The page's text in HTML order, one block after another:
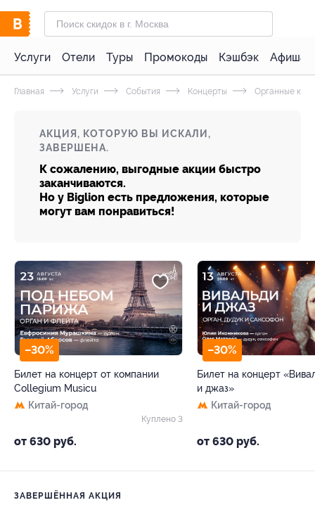
Услуги Отели Туры Промокоды Кэшбэк Афиша
Главная Услуги События Концерты Органные
АКЦИЯ, КОТОРУЮ ВЫ ИСКАЛИ,
ЗАВЕРШЕНА.
К сожалению, выгодные акции быстро
заканчиваются.
Но у Biglion есть предложения, которые
могут вам понравиться!
–30%
Билет на концерт от компании
Collegium Musicu
Китай-город
от 630 руб.
Куплено 3
–30%
Билет на концерт
и джаз»
Китай-город
от 630 руб.
ЗАВЕРШЁННАЯ АКЦИЯ